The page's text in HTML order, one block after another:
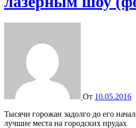
От 10.05.2016
Тысячи горожан задолго до его начала «забронировали» все
лучшие места на городских прудах